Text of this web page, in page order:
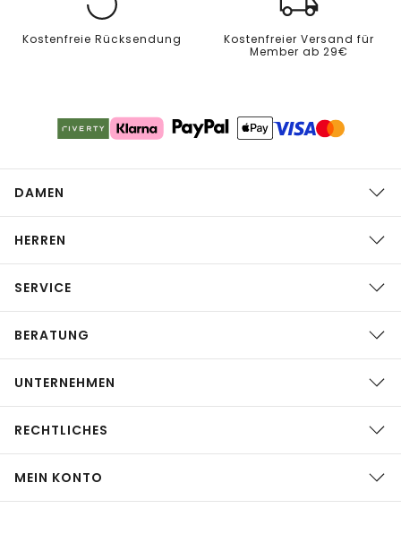
Kostenfreie Rücksendung
Kostenfreier Versand für
Member ab 29€
DAMEN
HERREN
SERVICE
BERATUNG
UNTERNEHMEN
RECHTLICHES
MEIN KONTO